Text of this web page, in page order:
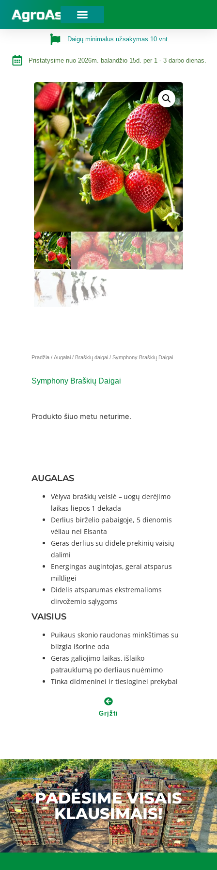
Daigų minimalus užsakymas 10 vnt.
Pristatysime nuo 2026m. balandžio 15d. per 1 - 3 darbo dienas.
Pradžia/ Augalai/ Braškių daigai/ Symphony Braškių Daigai
Symphony Braškių Daigai
Produkto šiuo metu neturime.
AUGALAS
Vėlyva braškių veislė – uogų derėjimo
laikas liepos 1 dekada
Derlius birželio pabaigoje, 5 dienomis
vėliau nei Elsanta
Geras derlius su didele prekinių vaisių
dalimi
Energingas augintojas, gerai atsparus
miltligei
Didelis atsparumas ekstremalioms
dirvožemio sąlygoms
VAISIUS
Puikaus skonio raudonas minkštimas su
blizgia išorine oda
Geras galiojimo laikas, išlaiko
patrauklumą po derliaus nuėmimo
Tinka didmeninei ir tiesioginei prekybai
Grįžti
PADĖSIME VISAIS
KLAUSIMAIS!